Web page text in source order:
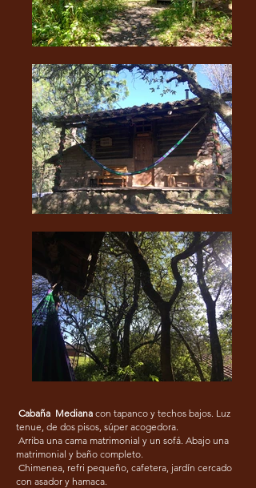
Cabaña Mediana con tapanco y techos bajos. Luz
tenue, de dos pisos, súper acogedora.
Arriba una cama matrimonial y un sofá. Abajo una
matrimonial y baño completo.
Chimenea, refri pequeño, cafetera, jardín cercado
con asador y hamaca.